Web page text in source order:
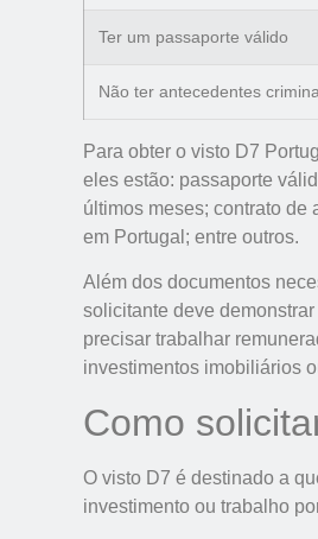
Ter um passaporte válido
Não ter antecedentes
Para obter o visto D7
eles estão: passaporte
últimos meses; contrato
em Portugal; entre outros.
Além dos documentos
solicitante deve
precisar trabalhar
investimentos imobiliários
Como
O visto D7 é destinado a
investimento ou trabalho